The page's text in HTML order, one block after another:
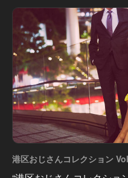
港区おじさんコレクション